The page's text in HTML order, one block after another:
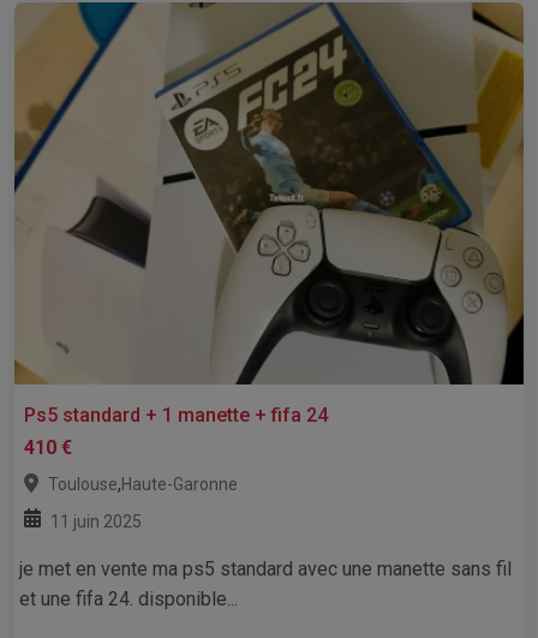
Ps5 standard + 1 manette + fifa 24
410 €
Toulouse,Haute-Garonne
11 juin 2025
je met en vente ma ps5 standard avec une manette sans fil
et une fifa 24. disponible...